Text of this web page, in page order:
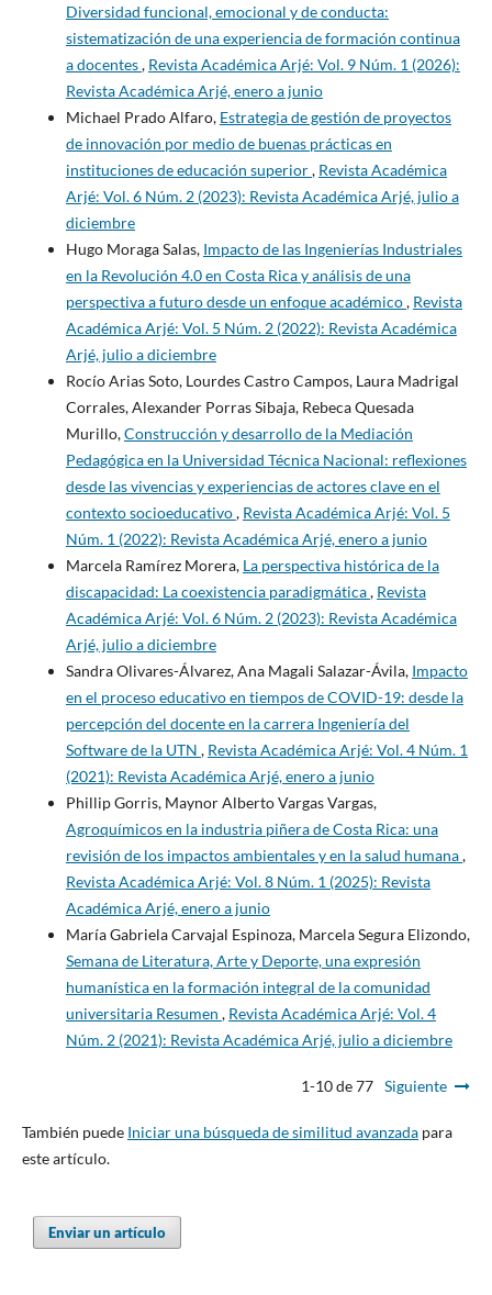
Diversidad funcional, emocional y de conducta:
sistematización de una experiencia de formación continua
a docentes, Revista Académica Arjé: Vol. 9 Núm. 1 (2026):
Revista Académica Arjé, enero a junio
Michael Prado Alfaro, Estrategia de gestión de proyectos
de innovación por medio de buenas prácticas en
instituciones de educación superior, Revista Académica
Arjé: Vol. 6 Núm. 2 (2023): Revista Académica Arjé, julio a
diciembre
Hugo Moraga Salas, Impacto de las Ingenierías Industriales
en la Revolución 4.0 en Costa Rica y análisis de una
perspectiva a futuro desde un enfoque académico, Revista
Académica Arjé: Vol. 5 Núm. 2 (2022): Revista Académica
Arjé, julio a diciembre
Rocío Arias Soto, Lourdes Castro Campos, Laura Madrigal
Corrales, Alexander Porras Sibaja, Rebeca Quesada
Murillo,Construcción y desarrollo de la Mediación
Pedagógica en la Universidad Técnica Nacional: reflexiones
desde las vivencias y experiencias de actores clave en el
contexto socioeducativo, Revista Académica Arjé: Vol. 5
Núm. 1 (2022): Revista Académica Arjé, enero a junio
Marcela Ramírez Morera, La perspectiva histórica de la
discapacidad: La coexistencia paradigmática, Revista
Académica Arjé: Vol. 6 Núm. 2 (2023): Revista Académica
Arjé, julio a diciembre
Sandra Olivares-Álvarez, Ana Magali Salazar-Ávila, Impacto
en el proceso educativo en tiempos de COVID-19: desde la
percepción del docente en la carrera Ingeniería del
Software de la UTN , Revista Académica Arjé: Vol. 4 Núm. 1
(2021): Revista Académica Arjé, enero a junio
Phillip Gorris, Maynor Alberto Vargas Vargas,
Agroquímicos en la industria piñera de Costa Rica: una
revisión de los impactos ambientales y en la salud humana,
Revista Académica Arjé: Vol. 8 Núm. 1 (2025): Revista
Académica Arjé, enero a junio
María Gabriela Carvajal Espinoza, Marcela Segura Elizondo,
Semana de Literatura, Arte y Deporte, una expresión
humanística en la formación integral de la comunidad
universitaria Resumen , Revista Académica Arjé: Vol. 4
Núm. 2 (2021): Revista Académica Arjé, julio a diciembre
1-10 de 77 Siguiente
También puede Iniciar una búsqueda de similitud avanzadapara
este artículo.
Enviar un artículo